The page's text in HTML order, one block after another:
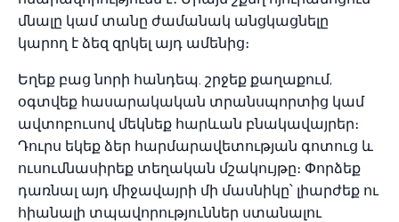
մնալը կամ տանը ժամանակ անցկացնելը
կարող է ձեզ զրկել այդ ամենից։
Եղեք բաց նորի հանդեպ. շրջեք քաղաքում,
օգտվեք հասարակական տրանսպորտից կամ
ավտոբուսով մեկնեք հարևան բնակավայրեր։
Դուրս եկեք ձեր հարմարավետության գոտուց և
ուսումնասիրեք տեղական մշակույթը։ Փորձեք
դառնալ այդ միջավայրի մի մասնիկը՝ լիարժեք ու
հիանալի տպավորություններ ստանալու